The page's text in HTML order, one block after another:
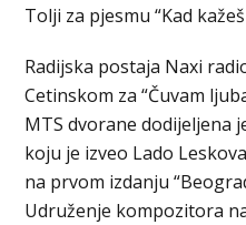
Tolji za pjesmu “Kad
Radijska postaja Naxi
Cetinskom za “Čuvam
MTS dvorane dodijeljena
koju je izveo Lado
na prvom izdanju
Udruženje kompozitora